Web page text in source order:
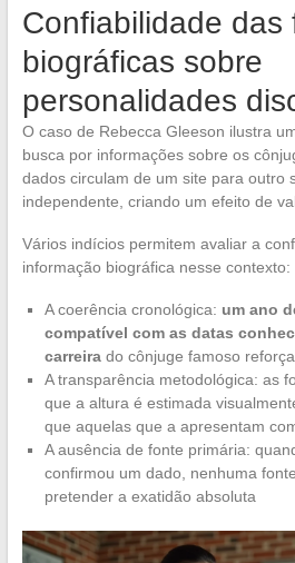
Confiabilidade das
biográficas sobre
personalidades
O caso de Rebecca Gleeson ilustra
busca por informações sobre os
dados circulam de um site para outro
independente, criando um efeito de
Vários indícios permitem avaliar a
informação biográfica nesse contexto:
A coerência cronológica: um ano
compatível com as datas
carreirado cônjuge famoso
A transparência metodológica: as
que a altura é estimada
que aquelas que a apresentam
A ausência de fonte primária:
confirmou um dado, nenhuma
pretender a exatidão absoluta